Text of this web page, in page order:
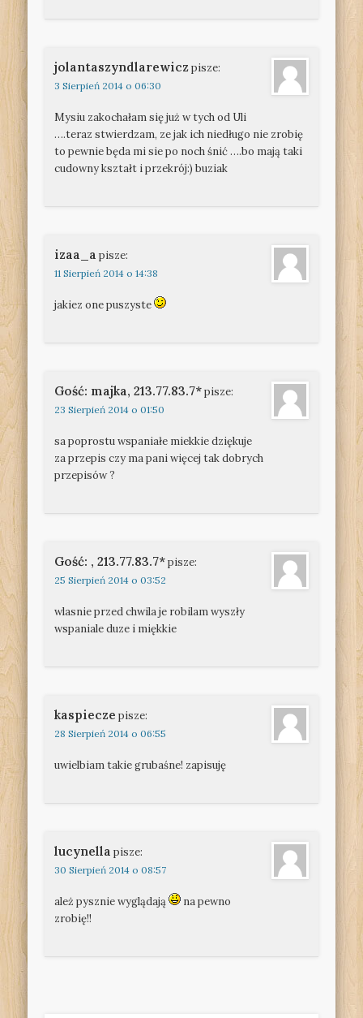
jolantaszyndlarewiczpisze:
3 Sierpień 2014 o 06:30
Mysiu zakochałam się już w tych od Uli
….teraz stwierdzam, ze jak ich niedługo nie zrobię
to pewnie będa mi sie po noch śnić ….bo mają taki
cudowny kształt i przekrój:) buziak
izaa_a pisze:
11 Sierpień 2014 o 14:38
jakiez one puszyste
Gość: majka, 213.77.83.7*pisze:
23 Sierpień 2014 o 01:50
sa poprostu wspaniałe miekkie dziękuje
za przepis czy ma pani więcej tak dobrych
przepisów ?
Gość: , 213.77.83.7*pisze:
25 Sierpień 2014 o 03:52
wlasnie przed chwila je robilam wyszły
wspaniale duze i miękkie
kaspiecze pisze:
28 Sierpień 2014 o 06:55
uwielbiam takie grubaśne! zapisuję
lucynella pisze:
30 Sierpień 2014 o 08:57
ależ pysznie wyglądają
na pewno
zrobię!!